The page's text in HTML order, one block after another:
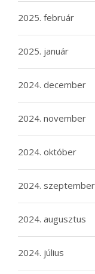
2025. február
2025. január
2024. december
2024. november
2024. október
2024. szeptember
2024. augusztus
2024. július